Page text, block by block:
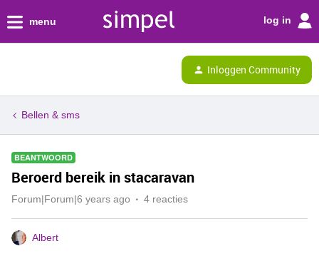
menu log in
Inloggen Community
Bellen & sms
BEANTWOORD
Beroerd bereik in stacaravan
Forum|Forum|6 years ago 4 reacties
Albert